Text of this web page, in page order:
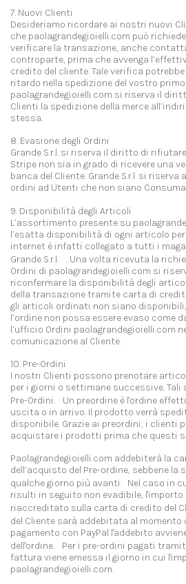
7. Nuovi Clienti
Desideriamo ricordare ai nostri nuovi
che paolagrandegioielli.com può
verificare la transazione, anche
controparte, prima che avvenga
credito del cliente. Tale verifica
ritardo nella spedizione del vostro
paolagrandegioielli.com si riserva il
Clienti la spedizione della merce
stessa.
8. Evasione degli Ordini
Grande S.r.l. si riserva il diritto di
Stripe non sia in grado di ricevere una
banca del Cliente. Grande S.r.l. si
ordini ad Utenti che non siano
9. Disponibilità degli Articoli
L’assortimento presente su
l’esatta disponibilità di ogni articolo
internet è infatti collegato a tutti i
Grande S.r.l. . Una volta ricevuta la
Ordini di paolagrandegioielli.com si
riconfermare la disponibilità degli
della transazione tramite carta di
gli articoli ordinati non siano
l’ordine non possa essere evaso come
l’ufficio Ordini paolagrandegioielli.com
comunicazione al Cliente.
10. Pre-Ordini
I nostri Clienti possono prenotare
per i giorni o settimane successive.
Pre-Ordini. Un preordine è l'ordine
uscita o in arrivo. Il prodotto verrà
disponibile. Grazie ai preordini, i clienti
acquistare i prodotti prima che questi
Paolagrandegioielli.com addebiterà la
dell’acquisto del Pre-ordine, sebbene la
qualche giorno più avanti. Nel caso in
risulti in seguito non evadibile,
riaccreditato sulla carta di credito del
del Cliente sarà addebitata al momento
pagamento con PayPal l'addebito
dell'ordine. Per i pre-ordini pagati
fattura viene emessa il giorno in cui
paolagrandegioielli.com.